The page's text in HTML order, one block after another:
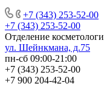
+7 (343) 253-52-00
+7 (343) 253-52-00
Отделение
ул. Шейнкмана, д.75
пн-сб 09:00-21:00
+7 (343) 253-52-00
+7 900 204-42-04